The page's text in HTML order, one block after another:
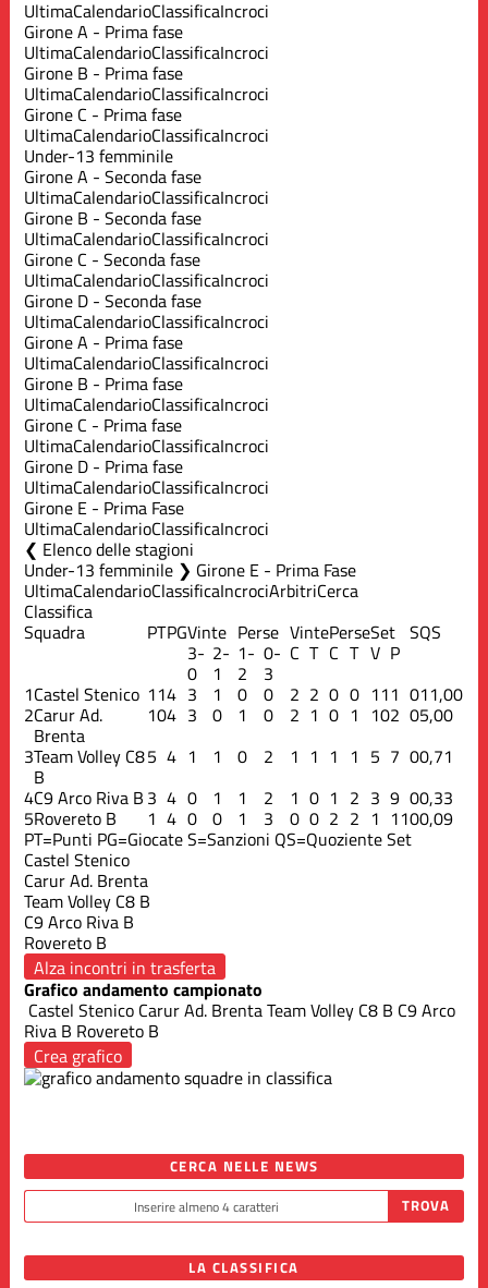
UltimaCalendarioClassificaIncroci
Girone A - Prima fase
UltimaCalendarioClassificaIncroci
Girone B - Prima fase
UltimaCalendarioClassificaIncroci
Girone C - Prima fase
UltimaCalendarioClassificaIncroci
Under-13 femminile
Girone A - Seconda fase
UltimaCalendarioClassificaIncroci
Girone B - Seconda fase
UltimaCalendarioClassificaIncroci
Girone C - Seconda fase
UltimaCalendarioClassificaIncroci
Girone D - Seconda fase
UltimaCalendarioClassificaIncroci
Girone A - Prima fase
UltimaCalendarioClassificaIncroci
Girone B - Prima fase
UltimaCalendarioClassificaIncroci
Girone C - Prima fase
UltimaCalendarioClassificaIncroci
Girone D - Prima fase
UltimaCalendarioClassificaIncroci
Girone E - Prima Fase
UltimaCalendarioClassificaIncroci
Elenco delle stagioni
Under-13 femminile ❯ Girone E - Prima Fase
UltimaCalendarioClassificaIncrociArbitriCerca
Classifica
Squadra PTPGVinte Perse VintePerseSet SQS
3-
0
2-
1
1-
2
0-
3
C T C T V P
1Castel Stenico 114 3 1 0 0 2 2 0 0 111 011,00
2Carur Ad.
Brenta
104 3 0 1 0 2 1 0 1 102 05,00
3Team Volley C8
B
5 4 1 1 0 2 1 1 1 1 5 7 00,71
4C9 Arco Riva B 3 4 0 1 1 2 1 0 1 2 3 9 00,33
5Rovereto B 1 4 0 0 1 3 0 0 2 2 1 1100,09
PT=Punti PG=GiocateS=Sanzioni QS=Quoziente Set
Castel Stenico
Carur Ad. Brenta
Team Volley C8 B
C9 Arco Riva B
Rovereto B
Alza incontri in trasferta
Grafico andamento campionato
Castel Stenico Carur Ad. BrentaTeam Volley C8 B C9 Arco
Riva B Rovereto B
Crea grafico
CERCA NELLE NEWS
LA CLASSIFICA